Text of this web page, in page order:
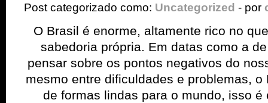
Post categorizado como: Uncategorized - por
O Brasil é enorme, altamente rico no
sabedoria própria. Em datas como a
pensar sobre os pontos negativos do
mesmo entre dificuldades e problemas,
de formas lindas para o mundo, isso